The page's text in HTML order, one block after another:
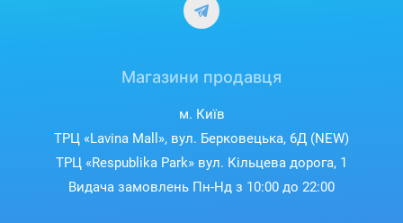
Магазини продавця
м. Київ
ТРЦ «Lavina Mall», вул. Берковецька, 6Д (NEW)
ТРЦ «Respublika Park» вул. Кільцева дорога, 1
Видача замовлень Пн-Нд з 10:00 до 22:00